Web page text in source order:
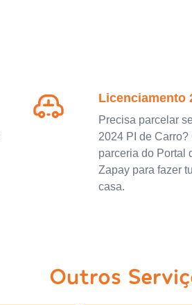
Licenciamento
Precisa parcelar
2024 PI de Carro?
parceria do Portal
Zapay para fazer
casa.
Outros